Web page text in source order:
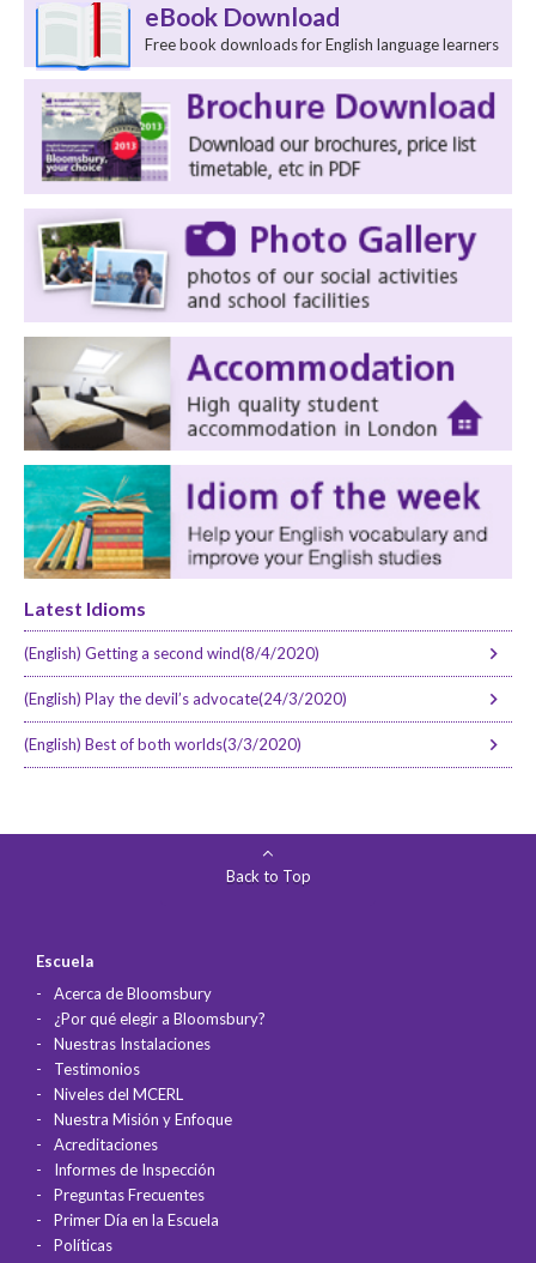
eBook Download
Free book downloads for English language learners
Latest Idioms
(English) Getting a second wind(8/4/2020)
(English) Play the devil’s advocate(24/3/2020)
(English) Best of both worlds(3/3/2020)
Back to Top
Escuela
Acerca de Bloomsbury
¿Por qué elegir a Bloomsbury?
Nuestras Instalaciones
Testimonios
Niveles del MCERL
Nuestra Misión y Enfoque
Acreditaciones
Informes de Inspección
Preguntas Frecuentes
Primer Día en la Escuela
Políticas